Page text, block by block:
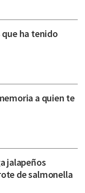
que ha tenido
a quien te
jalapeños
de salmonella